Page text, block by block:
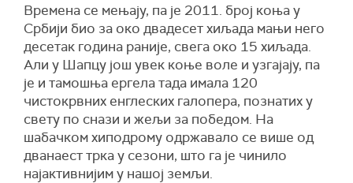
Времена се мењају, па је 2011. број коња у
Србији био за око двадесет хиљада мањи него
десетак година раније, свега око 15 хиљада.
Али у Шапцу још увек коње воле и узгајају, па
је и тамошња ергела тада имала 120
чистокрвних енглеских галопера, познатих у
свету по снази и жељи за победом. На
шабачком хиподрому одржавало се више од
дванаест трка у сезони, што га је чинило
најактивнијим у нашој земљи.